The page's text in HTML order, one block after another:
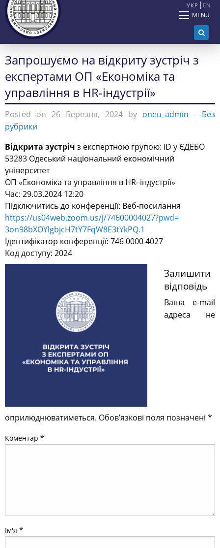
УКР EN
MENU
Запрошуємо на відкриту зустріч з
експертами ОП «Економіка та
управління в HR-індустрії»
Posted on 26 Березня, 2024 by oneu_admin - Без
рубрики
Відкрита зустріч з експертною групою: ID у ЄДЕБО
53283 Одеський національний економічний
університет
ОП «Економіка та управління в HR–індустрії»
Час: 29.03.2024 12:20
Підключитись до конференції: Веб-посилання
https://us04web.zoom.us/j/74600004027?pwd=
3on98bXOYlgbjcH7tY7FqW8E3tYkPQ.1
Ідентифікатор конференції: 746 0000 4027
Код доступу: 2024
Залишити
відповідь
Ваша e-mail
адреса не
оприлюднюватиметься. Обов’язкові поля позначені *
Коментар *
Ім'я *